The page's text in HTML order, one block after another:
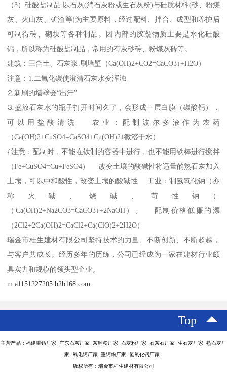
（3）硅酸盐制品 以石灰(消石灰粉或生石灰粉)与硅质材料(砂、粉煤
灰、火山灰、矿渣等)为主要原料，经过配料、拌合、成型和养护后
可制得砖、砌块等各种制品。因内部的胶凝物质主要是水化硅酸
钙，所以称为硅酸盐制品，常用的有灰砂砖、粉煤灰砖等。
建筑：三合土、石灰浆.刷墙壁（Ca(OH)2+CO2=CaCO3↓+H2O）
注意：1.二氧化碳使澄清石灰水变浑浊
⒉新刷的墙壁会“出汗”
⒊盛放石灰水的瓶子打开时间久了，会形成一层白膜（碳酸钙），
可以用盐酸清洗 农业：配制波尔多液作为农药
（Ca(OH)2+CuSO4=CaSO4+Cu(OH)2↓微溶于水）
{注意：配制时，不能在铁制的容器中进行，也不能用铁棒进行搅拌
（Fe+CuSO4=Cu+FeSO4） 改变土壤的酸碱性将适量的熟石灰加入
土壤，可以中和酸性，改变土壤的酸碱性 工业：制氢氧化钠（亦
称火碱、烧碱、苛性钠）
（Ca(OH)2+Na2CO3=CaCO3↓+2NaOH）、 配制价格低廉的漂
（2Cl2+2Ca(OH)2=CaCl2+Ca(ClO)2+2H2O）
瑞金市桂生建材有限公司坚持技术的力量、不断创新、不断超越，
与客户共成长。经历多年的历练，公司已经成为一家在建材行业颇
具实力和规模的领头型企业。
m.a1151227205.b2b168.com
Top
主营产品：福建重钙厂家 广东石灰厂家 灰钙粉厂家 石灰粉厂家 石灰石厂家 生石灰厂家 熟石灰厂
家 氧化钙厂家 重钙粉厂家 氢氧化钙厂家
版权所有：瑞金市桂生建材有限公司